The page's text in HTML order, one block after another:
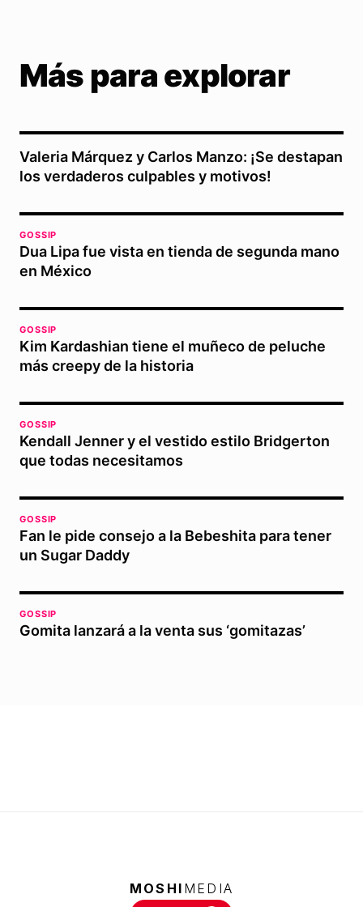
Más para explorar
Valeria Márquez y Carlos Manzo: ¡Se destapan
los verdaderos culpables y motivos!
GOSSIP
Dua Lipa fue vista en tienda de segunda mano
en México
GOSSIP
Kim Kardashian tiene el muñeco de peluche
más creepy de la historia
GOSSIP
Kendall Jenner y el vestido estilo Bridgerton
que todas necesitamos
GOSSIP
Fan le pide consejo a la Bebeshita para tener
un Sugar Daddy
GOSSIP
Gomita lanzará a la venta sus ‘gomitazas’
MOSHI MEDIA